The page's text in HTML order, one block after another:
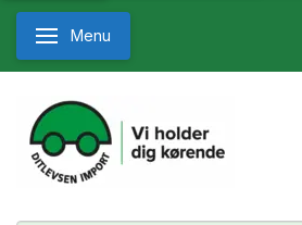
Skifte navigation
Menu